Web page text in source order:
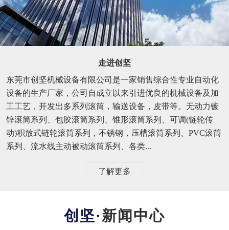
走进创坚
东莞市创坚机械设备有限公司是一家销售综合性专业自动化
设备的生产厂家，公司自成立以来引进优良的机械设备及加
工工艺，开发出多系列滚筒，输送设备，皮带等。无动力镀
锌滚筒系列、包胶滚筒系列、锥形滚筒系列、可调(链轮传
动)积放式链轮滚筒系列，不锈钢，压槽滚筒系列、PVC滚筒
系列、流水线主动被动滚筒系列、各类...
了解更多
新闻中心